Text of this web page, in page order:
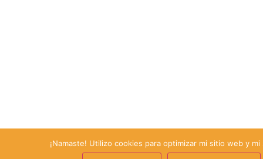
¡Namaste! Utilizo cookies para optimizar mi sitio web y mi